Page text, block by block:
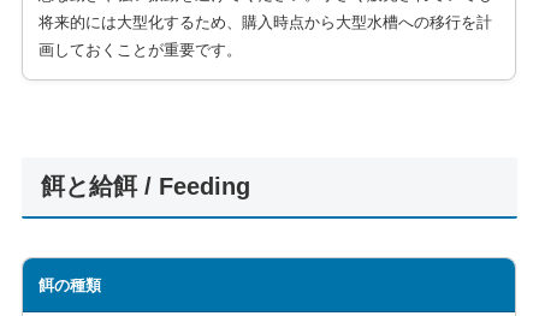
将来的には大型化するため、購入時点から大型水槽への移行を計
画しておくことが重要です。
餌と給餌 / Feeding
餌の種類